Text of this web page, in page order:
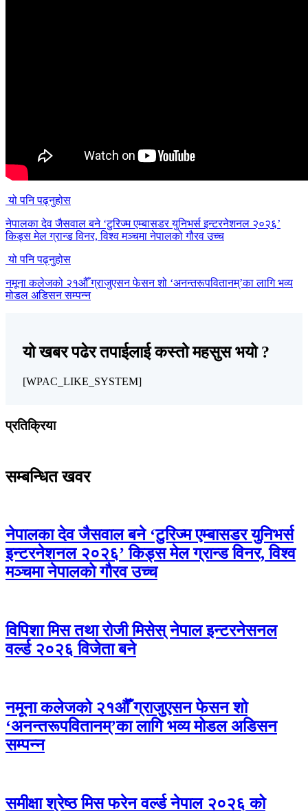
यो पनि पढ्नुहोस
नेपालका देव जैसवाल बने ‘टुरिज्म एम्बासडर युनिभर्स इन्टरनेशनल २०२६’
किड्स मेल ग्रान्ड विनर, विश्व मञ्चमा नेपालको गौरव उच्च
यो पनि पढ्नुहोस
नमूना कलेजको २१औँ ग्राजुएसन फेसन शो ‘अनन्तरूपवितानम्’का लागि भव्य
मोडल अडिसन सम्पन्न
यो खबर पढेर तपाईलाई कस्तो महसुस भयो ?
[WPAC_LIKE_SYSTEM]
प्रतिक्रिया
सम्बन्धित खवर
नेपालका देव जैसवाल बने ‘टुरिज्म एम्बासडर युनिभर्स
इन्टरनेशनल २०२६’ किड्स मेल ग्रान्ड विनर, विश्व
मञ्चमा नेपालको गौरव उच्च
विपिशा मिस तथा रोजी मिसेस् नेपाल इन्टरनेसनल
वर्ल्ड २०२६ विजेता बने
नमूना कलेजको २१औँ ग्राजुएसन फेसन शो
‘अनन्तरूपवितानम्’का लागि भव्य मोडल अडिसन
सम्पन्न
समीक्षा श्रेष्ठ मिस फरेन वर्ल्ड नेपाल २०२६ को